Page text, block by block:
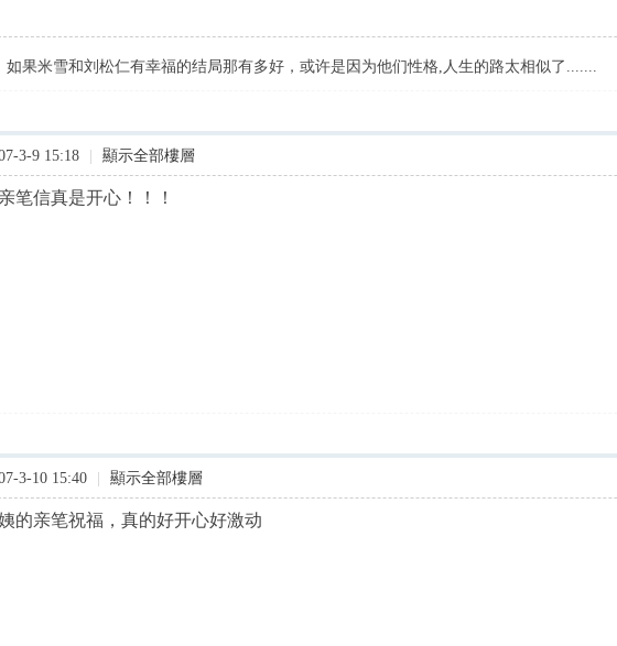
如果米雪和刘松仁有幸福的结局那有多好，或许是因为他们性格,人生的路太相似了.......
3-9 15:18 顯示全部樓層
笔信真是开心！！！
3-10 15:40 顯示全部樓層
的亲笔祝福，真的好开心好激动